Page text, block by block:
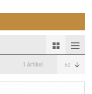
1 Artikel